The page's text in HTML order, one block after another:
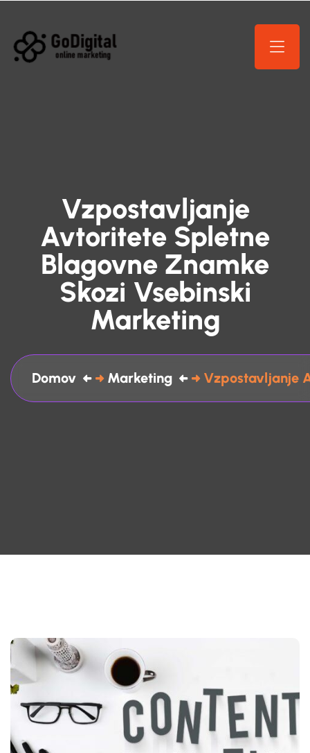
Vzpostavljanje
Avtoritete Spletne
Blagovne Znamke
Skozi Vsebinski
Marketing
Domov Marketing Vzpostavljanje